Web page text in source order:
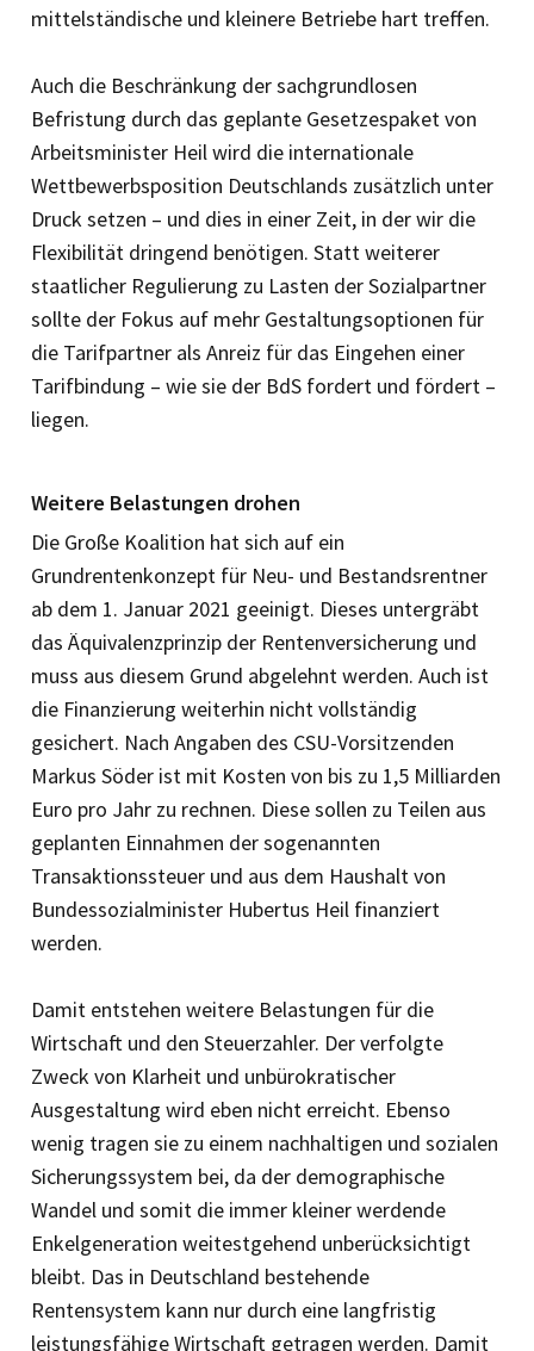
mittelständische und kleinere Betriebe hart treffen.
Auch die Beschränkung der sachgrundlosen
Befristung durch das geplante Gesetzespaket von
Arbeitsminister Heil wird die internationale
Wettbewerbsposition Deutschlands zusätzlich unter
Druck setzen – und dies in einer Zeit, in der wir die
Flexibilität dringend benötigen. Statt weiterer
staatlicher Regulierung zu Lasten der Sozialpartner
sollte der Fokus auf mehr Gestaltungsoptionen für
die Tarifpartner als Anreiz für das Eingehen einer
Tarifbindung – wie sie der BdS fordert und fördert –
liegen.
Weitere Belastungen drohen
Die Große Koalition hat sich auf ein
Grundrentenkonzept für Neu- und Bestandsrentner
ab dem 1. Januar 2021 geeinigt. Dieses untergräbt
das Äquivalenzprinzip der Rentenversicherung und
muss aus diesem Grund abgelehnt werden. Auch ist
die Finanzierung weiterhin nicht vollständig
gesichert. Nach Angaben des CSU-Vorsitzenden
Markus Söder ist mit Kosten von bis zu 1,5 Milliarden
Euro pro Jahr zu rechnen. Diese sollen zu Teilen aus
geplanten Einnahmen der sogenannten
Transaktionssteuer und aus dem Haushalt von
Bundessozialminister Hubertus Heil finanziert
werden.
Damit entstehen weitere Belastungen für die
Wirtschaft und den Steuerzahler. Der verfolgte
Zweck von Klarheit und unbürokratischer
Ausgestaltung wird eben nicht erreicht. Ebenso
wenig tragen sie zu einem nachhaltigen und sozialen
Sicherungssystem bei, da der demographische
Wandel und somit die immer kleiner werdende
Enkelgeneration weitestgehend unberücksichtigt
bleibt. Das in Deutschland bestehende
Rentensystem kann nur durch eine langfristig
leistungsfähige Wirtschaft getragen werden. Damit